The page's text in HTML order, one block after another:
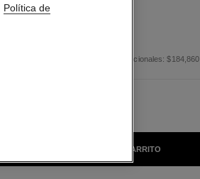
información
precio sin impuestos nacionales: $184,860
AÑADIR AL CARRITO
Política de